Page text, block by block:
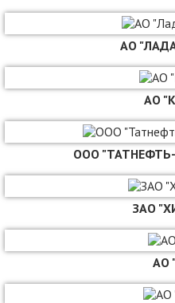
АО
АО
ООО
ЗАО
АО